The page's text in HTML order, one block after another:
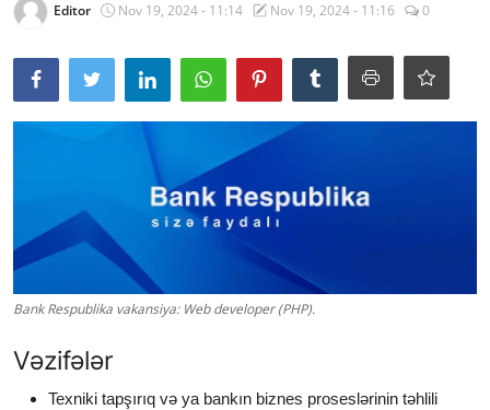
Editor Nov 19, 2024 - 11:14 Nov 19, 2024 - 11:16 0
Bank Respublika vakansiya: Web developer (PHP).
Vəzifələr
Texniki tapşırıq və ya bankın biznes proseslərinin təhlili